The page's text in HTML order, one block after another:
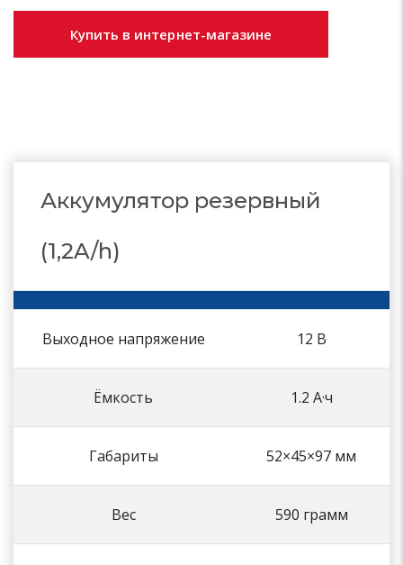
Купить в интернет-магазине
Аккумулятор резервный
(1,2A/h)
Выходное напряжение 12 В
Ёмкость 1.2 А·ч
Габариты 52×45×97 мм
Вес 590 грамм